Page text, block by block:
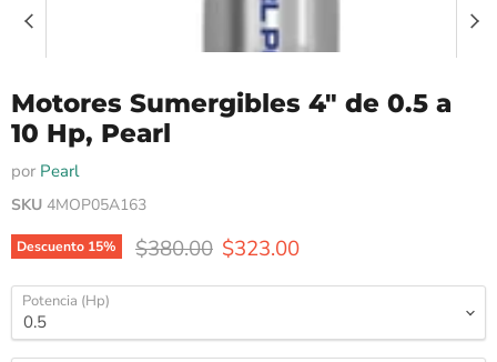
Motores Sumergibles 4" de 0.5 a
10 Hp, Pearl
por Pearl
SKU 4MOP05A163
Descuento 15% $380.00 $323.00
Potencia (Hp)